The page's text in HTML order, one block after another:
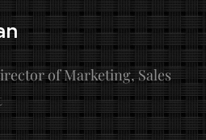
of Marketing, Sales